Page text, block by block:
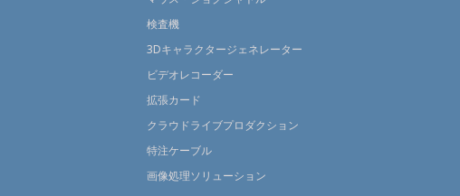
検査機
3Dキャラクタージェネレーター
ビデオレコーダー
拡張カード
クラウドライブプロダクション
特注ケーブル
画像処理ソリューション